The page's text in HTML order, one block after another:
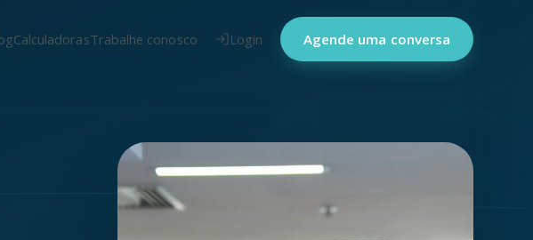
CalculadorasTrabalhe conosco Login Agende uma conversa